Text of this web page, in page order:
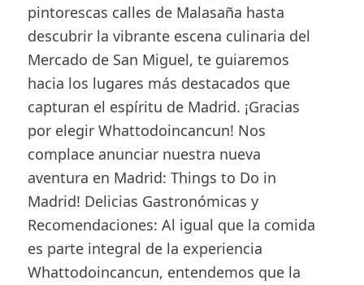
pintorescas calles de Malasaña hasta
descubrir la vibrante escena culinaria del
Mercado de San Miguel, te guiaremos
hacia los lugares más destacados que
capturan el espíritu de Madrid. ¡Gracias
por elegir Whattodoincancun! Nos
complace anunciar nuestra nueva
aventura en Madrid: Things to Do in
Madrid! Delicias Gastronómicas y
Recomendaciones: Al igual que la comida
es parte integral de la experiencia
Whattodoincancun, entendemos que la